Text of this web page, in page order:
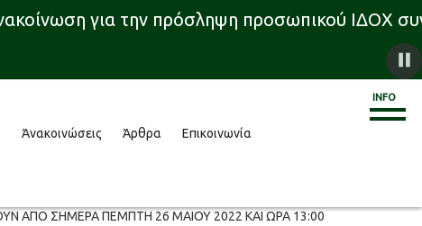
για την πρόσληψη προσωπικού ΙΔΟΧ
INFO
Άνακοινώσεις Άρθρα Επικοινωνία
ΑΠΟ ΣΗΜΕΡΑ ΠΕΜΠΤΗ 26 ΜΑΙΟΥ 2022 ΚΑΙ ΩΡΑ 13:00